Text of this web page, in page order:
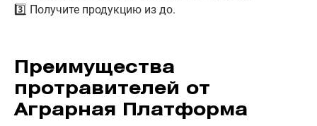
3️⃣ Получите продукцию из до.
Преимущества
протравителей от
Аграрная Платформа